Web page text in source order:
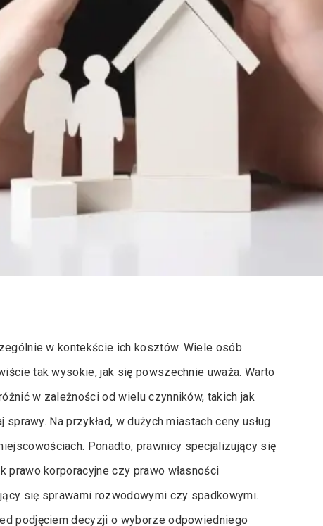
w kontekście ich kosztów. Wiele osób
tak wysokie, jak się powszechnie uważa. Warto
w zależności od wielu czynników, takich jak
Na przykład, w dużych miastach ceny usług
Ponadto, prawnicy specjalizujący się
prawo korporacyjne czy prawo własności
się sprawami rozwodowymi czy spadkowymi.
podjęciem decyzji o wyborze odpowiedniego